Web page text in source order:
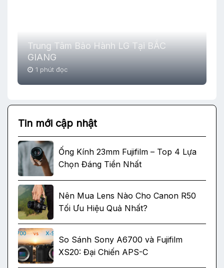
Trung Tâm Bảo Hành LG Tại BẮC
GIANG
1 phút đọc
Tin mới cập nhật
Ống Kính 23mm Fujifilm – Top 4 Lựa
Chọn Đáng Tiền Nhất
Nên Mua Lens Nào Cho Canon R50
Tối Ưu Hiệu Quả Nhất?
So Sánh Sony A6700 và Fujifilm
XS20: Đại Chiến APS-C